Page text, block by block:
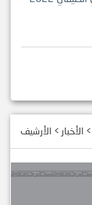
الأخبار > الأرشيف